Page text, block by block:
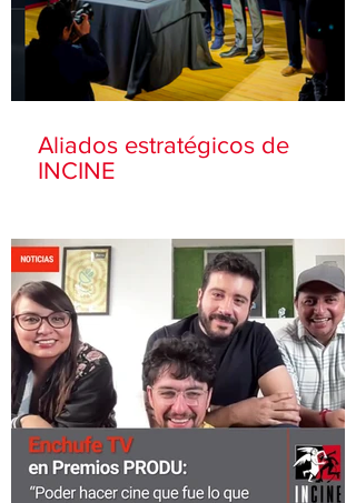
Aliados estratégicos de
INCINE